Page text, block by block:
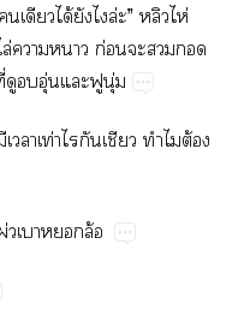
ได้​​​ล่”​​ไห่​
​​​ก่​​​​
​​​ุ่​​​ุ่
ท่​​​​​ต้​
​​​ล้